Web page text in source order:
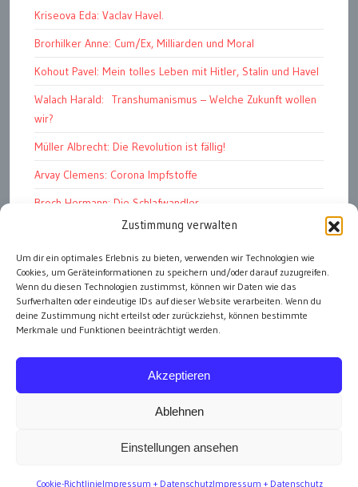
Zustimmung verwalten
Um dir ein optimales Erlebnis zu bieten, verwenden wir Technologien wie
Cookies, um Geräteinformationen zu speichern und/oder darauf zuzugreifen.
Wenn du diesen Technologien zustimmst, können wir Daten wie das
Surfverhalten oder eindeutige IDs auf dieser Website verarbeiten. Wenn du
deine Zustimmung nicht erteilst oder zurückziehst, können bestimmte
Merkmale und Funktionen beeinträchtigt werden.
Akzeptieren
Ablehnen
Einstellungen ansehen
Cookie-RichtlinieImpressum + DatenschutzImpressum + Datenschutz
Kriseova Eda: Vaclav Havel.
Brorhilker Anne: Cum/Ex, Milliarden und Moral
Kohout Pavel: Mein tolles Leben mit Hitler, Stalin und Havel
Walach Harald: Transhumanismus – Welche Zukunft wollen
wir?
Müller Albrecht: Die Revolution ist fällig!
Arvay Clemens: Corona Impfstoffe
Broch Hermann: Die Schlafwandler
Kohout Pavel: Ende der Großen Ferien
Bonelli Raphael: Kopflos
Luczak Andreas: Deutschlands Energiewende
alle Artikel
Impressum